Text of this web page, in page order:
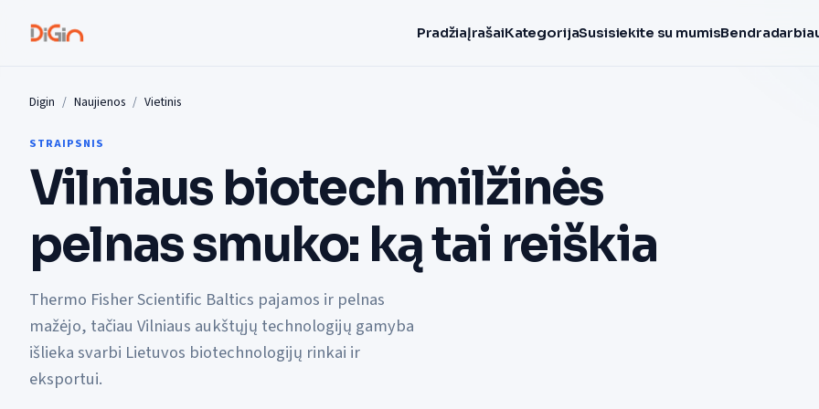
PradžiaĮrašaiKategorijaSusisiekite su mumis
Digin Naujienos Vietinis
STRAIPSNIS
Vilniaus biotech milžinės
pelnas smuko: ką tai reiškia
Thermo Fisher Scientific Baltics pajamos ir pelnas
mažėjo, tačiau Vilniaus aukštųjų technologijų gamyba
išlieka svarbi Lietuvos biotechnologijų rinkai ir
eksportui.